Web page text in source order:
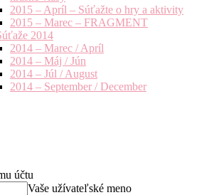
2015 – Apríl – Súťažte o hry a aktivity
2015 – Marec – FRAGMENT
2014
2014 – Marec / Apríl
2014 – Máj / Jún
2014 – Júl / August
2014 – September / December
účtu
Vaše užívateľské meno